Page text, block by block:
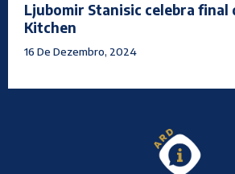
Ljubomir Stanisic celebra final
Kitchen
16 De Dezembro, 2024